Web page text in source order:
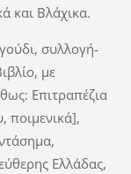
και Βλάχικα.
συλλογή-
με
Επιτραπέζια
ποιμενικά],
Ελλάδας,